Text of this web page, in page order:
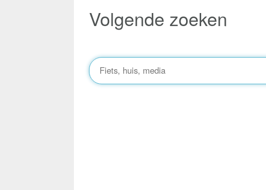
Volgende zoeken